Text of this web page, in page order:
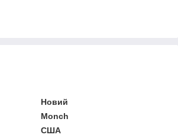
Новий
Monch
США